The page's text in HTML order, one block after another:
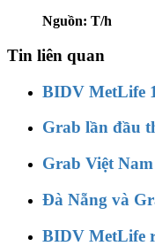
Nguồn: T/h
Tin liên quan
BIDV MetLife
Grab lần đầu
Grab Việt
Đà Nẵng và
BIDV MetLife